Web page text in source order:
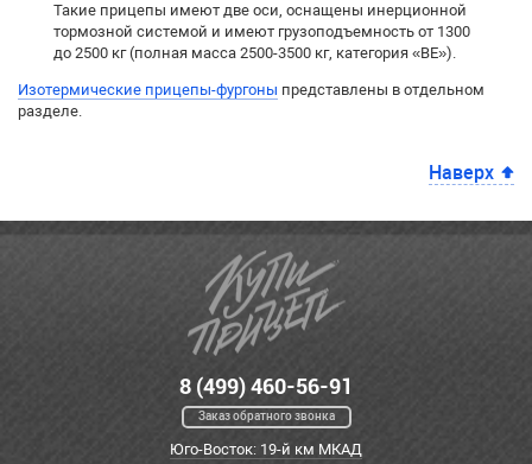
Такие прицепы имеют две оси, оснащены инерционной
тормозной системой и имеют грузоподъемность от 1300
до 2500 кг (полная масса 2500-3500 кг, категория «BE»).
Изотермические прицепы-фургоны представлены в отдельном
разделе.
Наверх
8 (499) 460-56-91
Заказ обратного звонка
Юго-Восток: 19-й км МКАД